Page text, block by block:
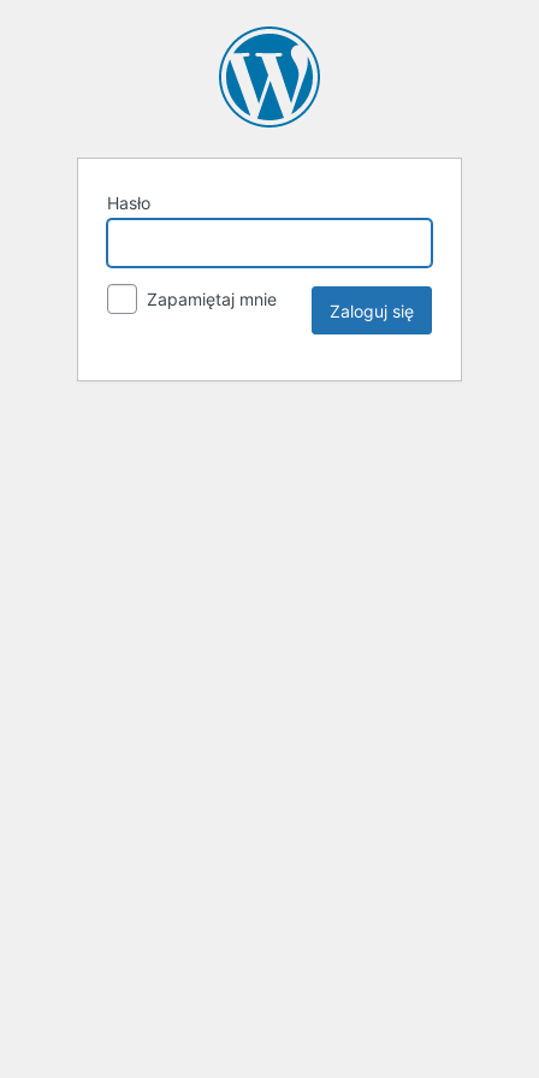
Hasło
Zapamiętaj mnie